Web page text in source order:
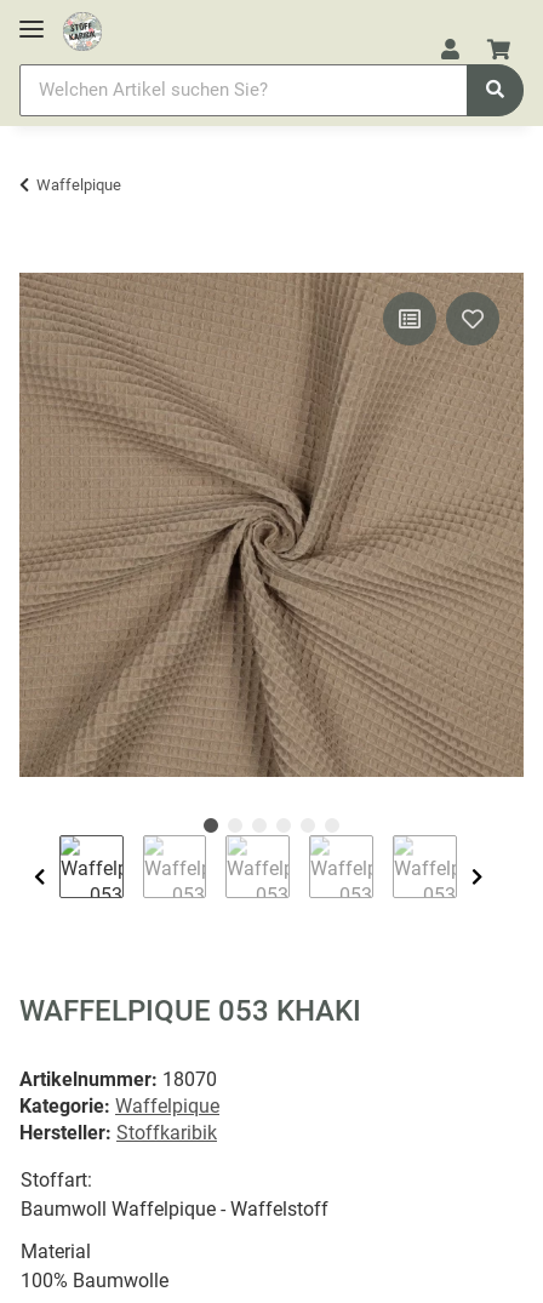
Waffelpique
WAFFELPIQUE 053 KHAKI
Artikelnummer: 18070
Kategorie: Waffelpique
Hersteller: Stoffkaribik
Stoffart:
Baumwoll Waffelpique - Waffelstoff
Material
100% Baumwolle